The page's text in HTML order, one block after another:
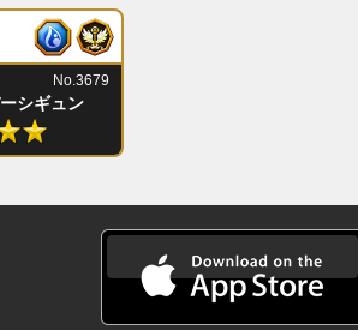
シギュン
No.3679